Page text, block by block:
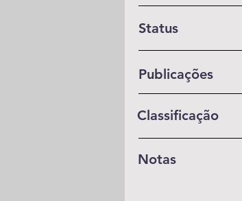
Status
Publicações
Classificação
Notas